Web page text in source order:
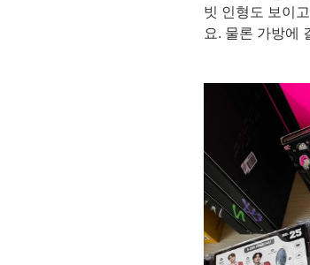
빗 인형도 보이
요. 물론 가방에